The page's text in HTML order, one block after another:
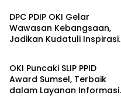
DPC PDIP OKI Gelar
Wawasan Kebangsaan,
Jadikan Kudatuli Inspirasi
OKI Maju Bersama
OKI Puncaki SLIP PPID
Award Sumsel, Terbaik
dalam Layanan Informasi